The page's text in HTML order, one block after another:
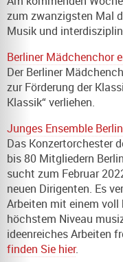
zum zwanzigsten Mal
Musik und
Berliner Mädchenchor
Der Berliner
zur Förderung der
Klassik“ verliehen.
Junges Ensemble
Das Konzertorchester
bis 80 Mitgliedern
sucht zum Februar
neuen Dirigenten. Es
Arbeiten mit einem voll
höchstem Niveau
ideenreiches Arbeiten
finden Sie hier.